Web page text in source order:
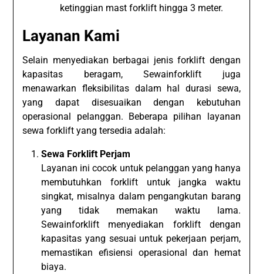
ketinggian mast forklift hingga 3 meter.
Layanan Kami
Selain menyediakan berbagai jenis forklift dengan
kapasitas beragam, Sewainforklift juga
menawarkan fleksibilitas dalam hal durasi sewa,
yang dapat disesuaikan dengan kebutuhan
operasional pelanggan. Beberapa pilihan layanan
sewa forklift yang tersedia adalah:
Sewa Forklift Perjam
Layanan ini cocok untuk pelanggan yang hanya
membutuhkan forklift untuk jangka waktu
singkat, misalnya dalam pengangkutan barang
yang tidak memakan waktu lama.
Sewainforklift menyediakan forklift dengan
kapasitas yang sesuai untuk pekerjaan perjam,
memastikan efisiensi operasional dan hemat
biaya.